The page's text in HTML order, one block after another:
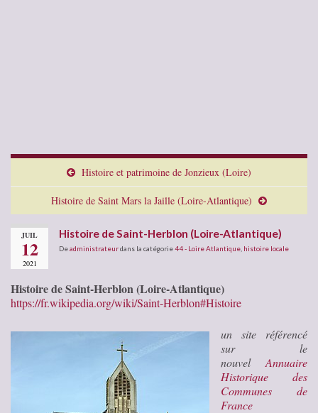
Histoire et patrimoine de Jonzieux (Loire)
Histoire de Saint Mars la Jaille (Loire-Atlantique)
JUIL
12
2021
Histoire de Saint-Herblon (Loire-Atlantique)
Deadministrateurdans la catégorie44 - Loire Atlantique histoire locale
Histoire de Saint-Herblon (Loire-Atlantique)
https://fr.wikipedia.org/wiki/Saint-Herblon#Histoire
un site référencé
sur le
nouvel Annuaire
Historique des
Communes de
France